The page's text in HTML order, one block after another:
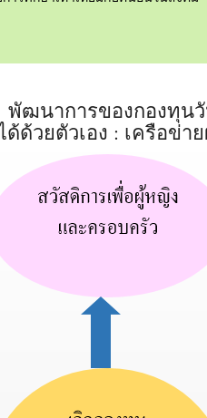
พัฒนาการของกองทุน
ด้ด้วยตัวเอง : เครือข่